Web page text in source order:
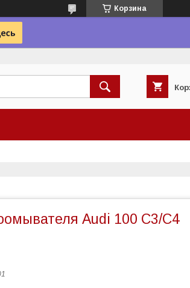
Корзина
Audi 100 С3/C4